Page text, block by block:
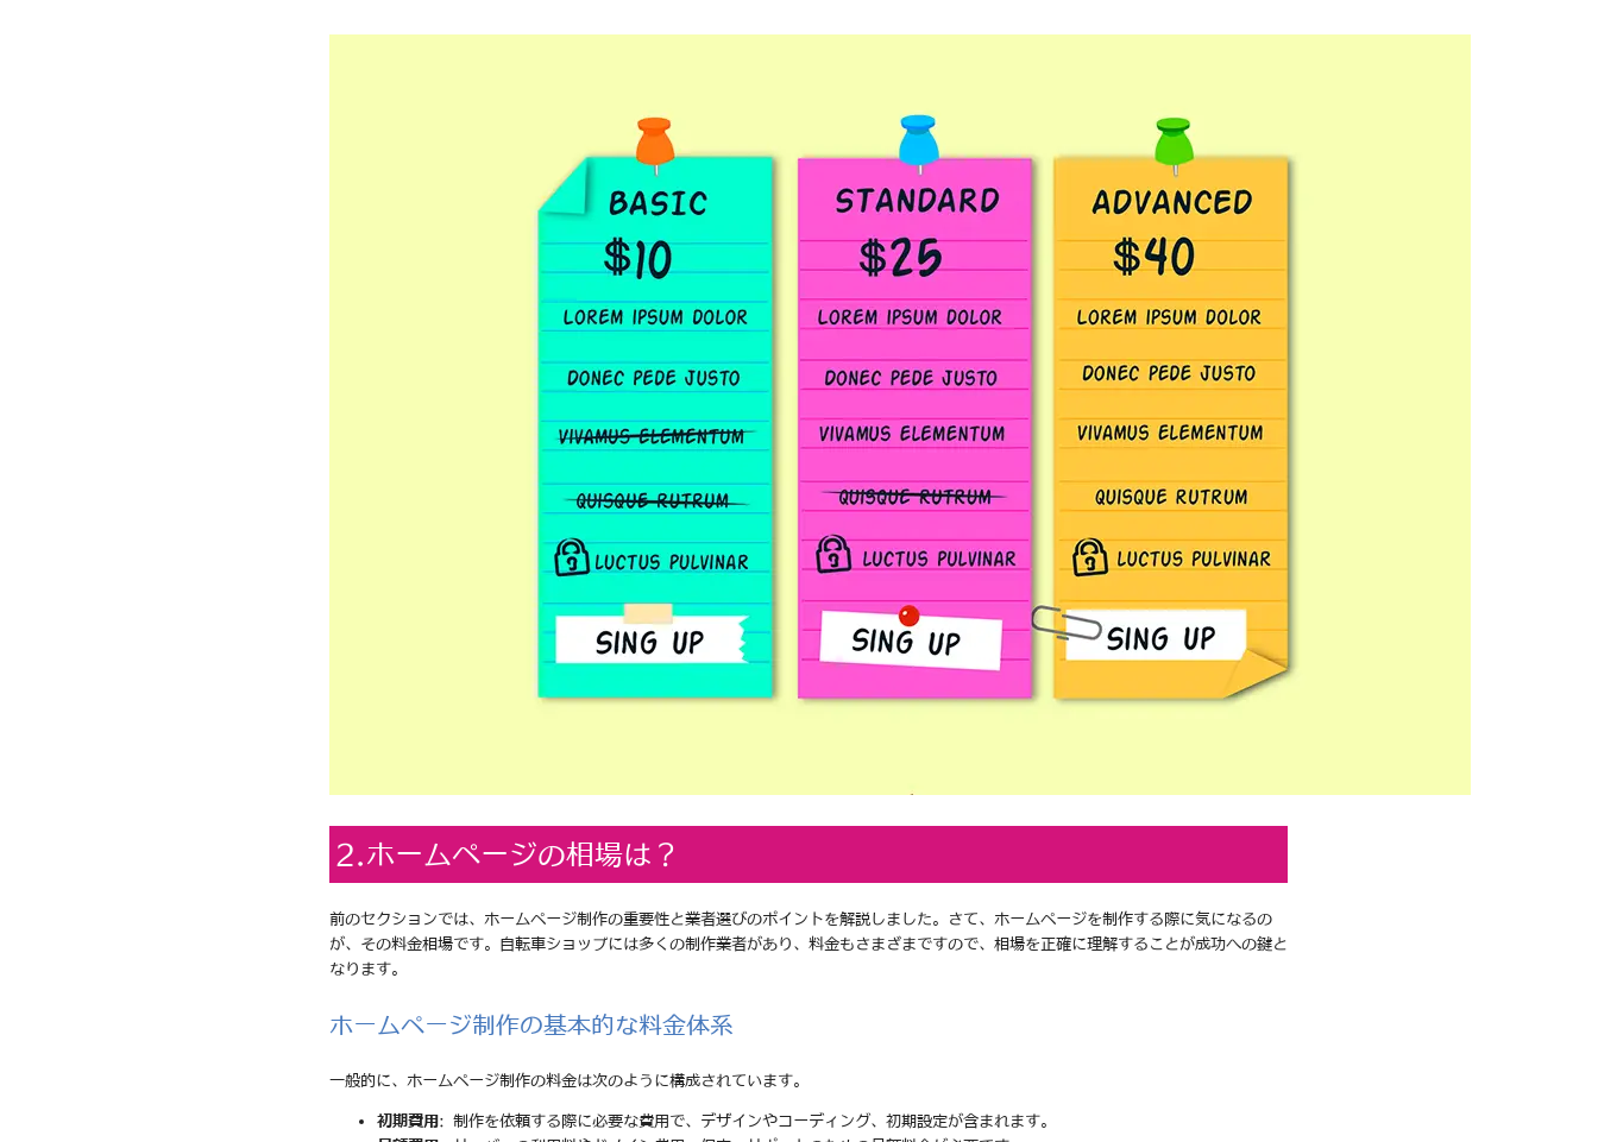
2.ホームページの相場は？
前のセクションでは、ホームページ制作の重要性と業者選びのポイントを解説しました。さて、ホームページを制作する際に気になるの
が、その料金相場です。自転車ショップには多くの制作業者があり、料金もさまざまですので、相場を正確に理解することが成功への鍵と
なります。
ホームページ制作の基本的な料金体系
一般的に、ホームページ制作の料金は次のように構成されています。
初期費用 : 制作を依頼する際に必要な費用で、デザインやコーディング、初期設定が含まれます。